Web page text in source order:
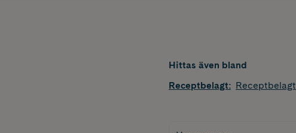
Hittas även bland
Receptbelagt: Receptbelagt